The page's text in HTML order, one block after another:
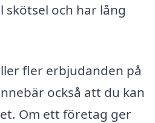
skötsel och har lång
fler erbjudanden på
också att du kan
Om ett företag ger